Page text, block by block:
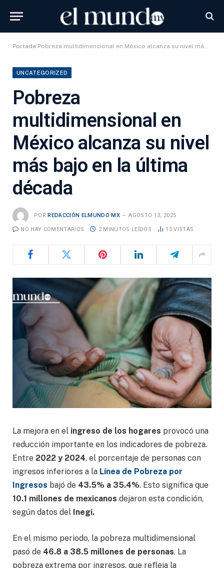
Portada Pobreza multidimensional en México alcanza su nivel más bajo en la última década
UNCATEGORIZED
Pobreza
multidimensional en
México alcanza su nivel
más bajo en la última
década
POR REDACCIÓN ELMUNDO MX AGOSTO 13, 2025
NO HAY COMENTARIOS 2 MINUTOS LEÍDOS 15VISTAS
La mejora en el ingreso de los hogares provocó una
reducción importante en los indicadores de pobreza.
Entre 2022 y 2024, el porcentaje de personas con
ingresos inferiores a la Línea de Pobreza por
Ingresos bajó de 43.5% a 35.4%. Esto significa que
10.1 millones de mexicanos dejaron esta condición,
según datos del Inegi.
En el mismo periodo, la pobreza multidimensional
pasó de 46.8 a 38.5 millones de personas. La
pobreza extrema por ingresos, que refleja la